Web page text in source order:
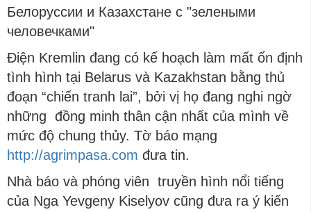
Điện Kremlin đang có kế hoạch làm mất ổn định
tình hình tại Belarus và Kazakhstan bằng thủ
đoạn “chiến tranh lai”, bởi vị họ đang nghi ngờ
những đồng minh thân cận nhất của mình về
mức độ chung thủy. Tờ báo mạng
http://agrimpasa.com đưa tin.
Nhà báo và phóng viên truyền hình nổi tiếng
của Nga Yevgeny Kiselyov cũng đưa ra ý kiến